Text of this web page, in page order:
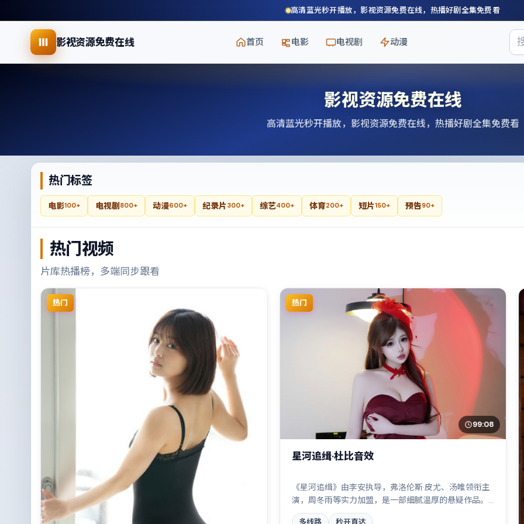
高清蓝光秒开播放，影视资源免费在线，热播好剧全集免费看
影视资源免费在线 首页 电影 电视剧 动漫
影视资源免费在线
高清蓝光秒开播放，影视资源免费在线，热播好剧全集免费看
热门标签
电影100+ 电视剧 800+ 动漫600+ 纪录片300+ 综艺400+ 体育200+ 短片150+ 预告90+
热门视频
片库热播榜，多端同步跟看
热门 热门
99:08
星河追缉·杜比音效
《星河追缉》由李安执导，弗洛伦斯·皮尤、汤唯领衔主
演，周冬雨等实力加盟，是一部细腻温厚的悬疑作品。
故事主要发生在日本，边境线上的对峙与谈判扣人心
多线路 秒开直达